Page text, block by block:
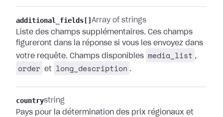
additional_fields[] Array of strings
Liste des champs supplémentaires. Ces champs
figureront dans la réponse si vous les envoyez dans
votre requête. Champs disponibles media_list ,
order et long_description .
countrystring
Pays pour la détermination des prix régionaux et